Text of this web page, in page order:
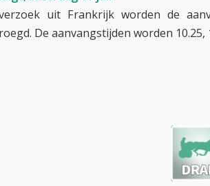
uit Frankrijk worden de
De aanvangstijden worden 10.25,